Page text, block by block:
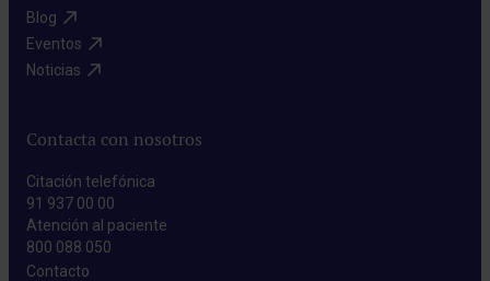
Blog​
Eventos​
Noticias​
Contacta con nosotros
Citación telefónica
91 937 00 00
Atención al paciente
800 088 050
Contacto​